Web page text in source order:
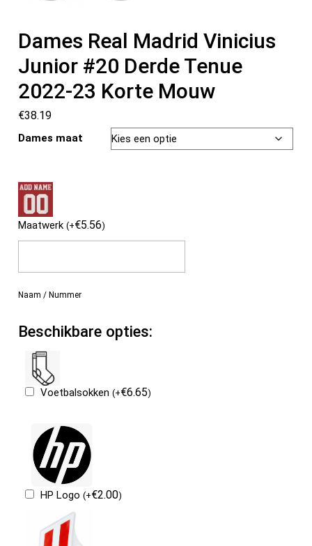
Dames Real Madrid Vinicius
Junior #20 Derde Tenue
2022-23 Korte Mouw
€38.19
Dames maat
Maatwerk(+€5.56)
Naam / Nummer
Beschikbare opties:
Voetbalsokken(+€6.65)
HP Logo(+€2.00)